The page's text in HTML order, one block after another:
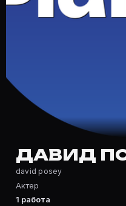
Частые
Полный список — на
Кто такой(ая) Давид
Давид Посей — Актер.
Где открыть
На Movie Planner:
ДАВИД
david posey
Актер
1 работа